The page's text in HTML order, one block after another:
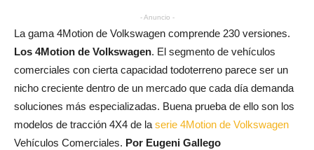
- Anuncio -
La gama 4Motion de Volkswagen comprende 230 versiones.
Los 4Motion de Volkswagen. El segmento de vehículos
comerciales con cierta capacidad todoterreno parece ser un
nicho creciente dentro de un mercado que cada día demanda
soluciones más especializadas. Buena prueba de ello son los
modelos de tracción 4X4 de la serie 4Motion de Volkswagen
Vehículos Comerciales. Por Eugeni Gallego